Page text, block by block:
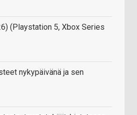
(Playstation 5, Xbox Series
nykypäivänä ja sen